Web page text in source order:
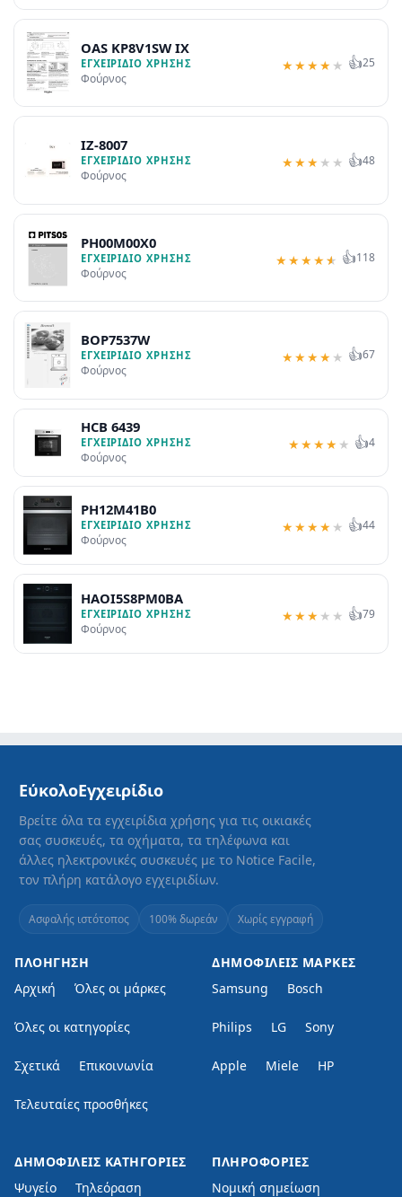
OAS KP8V1SW IX
ΕΓΧΕΙΡΊΔΙΟ ΧΡΉΣΗΣ
Φούρνος
★★★★ ★ 👍25
IZ-8007
ΕΓΧΕΙΡΊΔΙΟ ΧΡΉΣΗΣ
Φούρνος
★★★ ★ ★ 👍48
PH00M00X0
ΕΓΧΕΙΡΊΔΙΟ ΧΡΉΣΗΣ
Φούρνος
★★★★★ 👍118
BOP7537W
ΕΓΧΕΙΡΊΔΙΟ ΧΡΉΣΗΣ
Φούρνος
★★★★ ★ 👍67
HCB 6439
ΕΓΧΕΙΡΊΔΙΟ ΧΡΉΣΗΣ
Φούρνος
★★★★ ★ 👍4
PH12M41B0
ΕΓΧΕΙΡΊΔΙΟ ΧΡΉΣΗΣ
Φούρνος
★★★★ ★ 👍44
HAOI5S8PM0BA
ΕΓΧΕΙΡΊΔΙΟ ΧΡΉΣΗΣ
Φούρνος
★★★ ★ ★ 👍79
ΕύκολοΕγχειρίδιο
Βρείτε όλα τα εγχειρίδια χρήσης για τις οικιακές
σας συσκευές, τα οχήματα, τα τηλέφωνα και
άλλες ηλεκτρονικές συσκευές με το Notice Facile,
τον πλήρη κατάλογο εγχειριδίων.
Ασφαλής ιστότοπος 100% δωρεάν Χωρίς εγγραφή
ΠΛΟΉΓΗΣΗ
Αρχική
Όλες οι μάρκες
Όλες οι κατηγορίες
Σχετικά Επικοινωνία
Τελευταίες προσθήκες
ΔΗΜΟΦΙΛΕΊΣ ΜΆΡΚΕΣ
Samsung
Bosch
Philips LG Sony
Apple Miele HP
ΔΗΜΟΦΙΛΕΊΣ ΚΑΤΗΓΟΡΊΕΣ
Ψυγείο
Τηλεόραση
ΠΛΗΡΟΦΟΡΊΕΣ
Νομική σημείωση